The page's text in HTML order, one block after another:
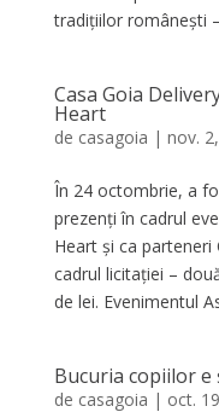
tradițiilor românești
Casa Goia
Heart
de casagoia | nov.
În 24 octombrie, a
prezenți în cadrul
Heart și ca parteneri
cadrul licitației –
de lei. Evenimentul
Bucuria copiilor
de casagoia | oct.